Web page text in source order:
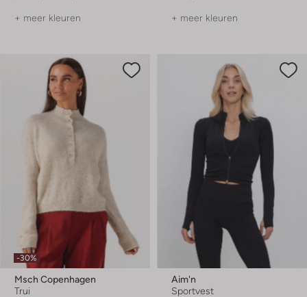
+ meer kleuren + meer kleuren
-30%
Msch Copenhagen
Trui
Aim'n
Sportvest